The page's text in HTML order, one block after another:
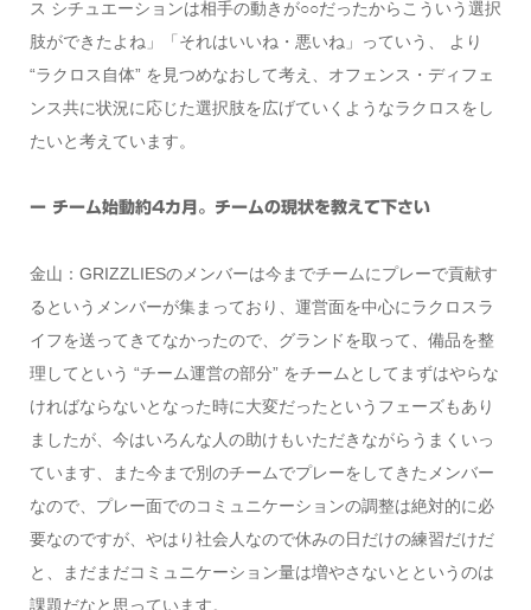
ス シチュエーションは相手の動きが○○だったからこういう選択
肢ができたよね」「それはいいね・悪いね」っていう、 より
“ラクロス自体” を見つめなおして考え、オフェンス・ディフェ
ンス共に状況に応じた選択肢を広げていくようなラクロスをし
たいと考えています。
ー チーム始動約4カ月。チームの現状を教えて下さい
金山：GRIZZLIESのメンバーは今までチームにプレーで貢献す
るというメンバーが集まっており、運営面を中心にラクロスラ
イフを送ってきてなかったので、グランドを取って、備品を整
理してという “チーム運営の部分” をチームとしてまずはやらな
ければならないとなった時に大変だったというフェーズもあり
ましたが、今はいろんな人の助けもいただきながらうまくいっ
ています、また今まで別のチームでプレーをしてきたメンバー
なので、プレー面でのコミュニケーションの調整は絶対的に必
要なのですが、やはり社会人なので休みの日だけの練習だけだ
と、まだまだコミュニケーション量は増やさないとというのは
課題だなと思っています。